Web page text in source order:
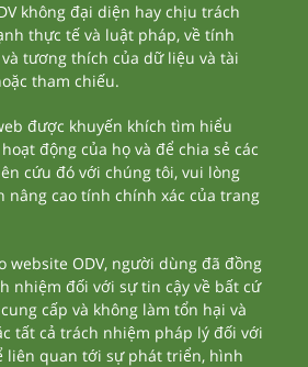
không đại diện hay chịu trách
thực tế và luật pháp, về tính
tương thích của dữ liệu và tài
tham chiếu.
được khuyến khích tìm hiểu
động của họ và để chia sẻ các
cứu đó với chúng tôi, vui lòng
nâng cao tính chính xác của trang
website ODV, người dùng đã đồng
nhiệm đối với sự tin cậy về bất cứ
cấp và không làm tổn hại và
tất cả trách nhiệm pháp lý đối với
liên quan tới sự phát triển, hình